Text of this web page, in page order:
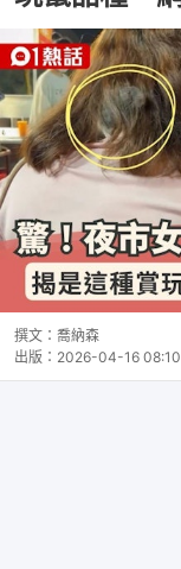
撰文： 喬納森
出版： 2026-04-16 08:10